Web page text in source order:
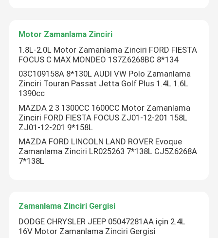
Bizim Hakkımızda
Fabrika turu
Kalite Kontrolü
Bizimle İletişim
Teklif Et
Zamanlama Zinciri Kiti
Motor Zamanlama Zinciri
1.8L-2.0L Motor Zamanlama Zinciri FORD FIESTA
FOCUS C MAX MONDEO 1S7Z6268BC 8*134
03C109158A 8*130L AUDI VW Polo Zamanlama
Zinciri Touran Passat Jetta Golf Plus 1.4L 1.6L
1390cc
MAZDA 2 3 1300CC 1600CC Motor Zamanlama
Zinciri FORD FIESTA FOCUS ZJ01-12-201 158L
ZJ01-12-201 9*158L
MAZDA FORD LINCOLN LAND ROVER Evoque
Zamanlama Zinciri LR025263 7*138L CJ5Z6268A
7*138L
Zamanlama Zinciri Gergisi
DODGE CHRYSLER JEEP 05047281AA için 2.4L
16V Motor Zamanlama Zinciri Gergisi